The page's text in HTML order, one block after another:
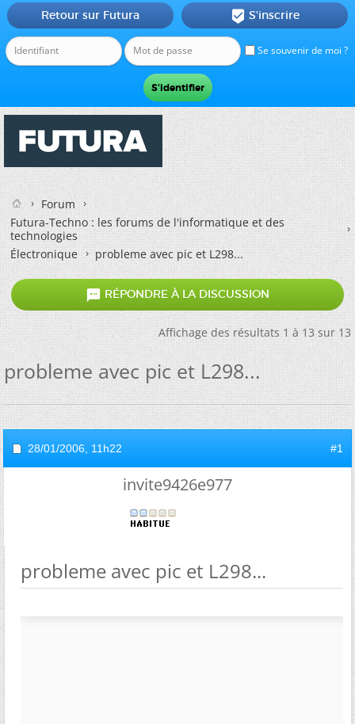
Se souvenir de moi ?
Retour sur Futura  S'inscrire
Forum
Futura-Techno : les forums de l'informatique et des
technologies
Électronique
probleme avec pic et L298...
 RÉPONDRE À LA DISCUSSION
Affichage des résultats 1 à 13 sur 13
probleme avec pic et L298...
28/01/2006, 11h22 #1
invite9426e977
probleme avec pic et L298...